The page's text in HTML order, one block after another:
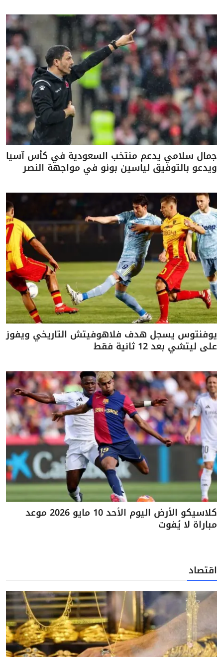
جمال سلامي يدعم منتخب السعودية في كأس آسيا
ويدعو بالتوفيق لياسين بونو في مواجهة النصر
يوفنتوس يسجل هدف فلاهوفيتش التاريخي ويفوز
على ليتشي بعد 12 ثانية فقط
كلاسيكو الأرض اليوم الأحد 10 مايو 2026 موعد
مباراة لا يُفوت
اقتصاد